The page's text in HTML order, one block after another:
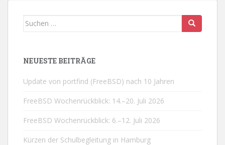
Suchen
NEUESTE BEITRÄGE
Update von portfind (FreeBSD) nach 10 Jahren
FreeBSD Wochenrückblick: 14.–20. Juli 2026
FreeBSD Wochenrückblick: 6.–12. Juli 2026
Kürzen der Schulbegleitung in Hamburg